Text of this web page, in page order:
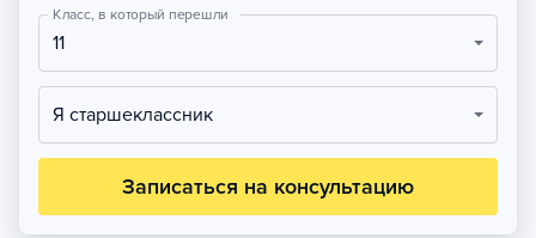
Класс, в который перешли
11
Я старшеклассник
Записаться на консультацию